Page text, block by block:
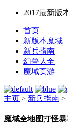
2017最新版
首页
新版本魔域
新兵指南
幻兽大全
魔域页游
主页 > 新兵指南 >
魔域全地图打怪